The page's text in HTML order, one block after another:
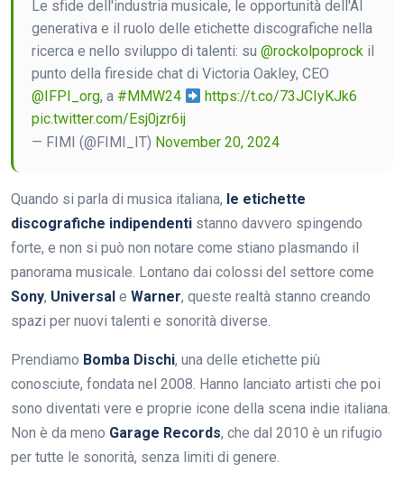
Le sfide dell'industria musicale, le opportunità dell'AI
generativa e il ruolo delle etichette discografiche nella
ricerca e nello sviluppo di talenti: su @rockolpoprock il
punto della fireside chat di Victoria Oakley, CEO
@IFPI_org, a #MMW24
https://t.co/73JCIyKJk6
pic.twitter.com/Esj0jzr6ij
— FIMI (@FIMI_IT) November 20, 2024
Quando si parla di musica italiana, le etichette
discografiche indipendenti stanno davvero spingendo
forte, e non si può non notare come stiano plasmando il
panorama musicale. Lontano dai colossi del settore come
Sony, Universal e Warner, queste realtà stanno creando
spazi per nuovi talenti e sonorità diverse.
Prendiamo Bomba Dischi, una delle etichette più
conosciute, fondata nel 2008. Hanno lanciato artisti che poi
sono diventati vere e proprie icone della scena indie italiana.
Non è da meno Garage Records, che dal 2010 è un rifugio
per tutte le sonorità, senza limiti di genere.